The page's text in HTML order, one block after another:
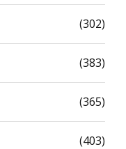
(302)
(383)
(365)
(403)